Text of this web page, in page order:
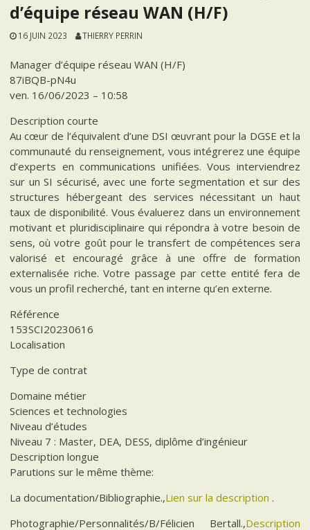
d’équipe réseau WAN (H/F)
16 JUIN 2023 THIERRY PERRIN
Manager d’équipe réseau WAN (H/F)
87iBQB-pN4u
ven. 16/06/2023 – 10:58
Description courte
Au cœur de l’équivalent d’une DSI œuvrant pour la DGSE et la
communauté du renseignement, vous intégrerez une équipe
d’experts en communications unifiées. Vous interviendrez
sur un SI sécurisé, avec une forte segmentation et sur des
structures hébergeant des services nécessitant un haut
taux de disponibilité. Vous évaluerez dans un environnement
motivant et pluridisciplinaire qui répondra à votre besoin de
sens, où votre goût pour le transfert de compétences sera
valorisé et encouragé grâce à une offre de formation
externalisée riche. Votre passage par cette entité fera de
vous un profil recherché, tant en interne qu’en externe.
Référence
153SCI20230616
Localisation
Type de contrat
Domaine métier
Sciences et technologies
Niveau d’études
Niveau 7 : Master, DEA, DESS, diplôme d’ingénieur
Description longue
Parutions sur le même thème:
La documentation/Bibliographie.,Lien sur la description .
Photographie/Personnalités/B/Félicien Bertall.,Description